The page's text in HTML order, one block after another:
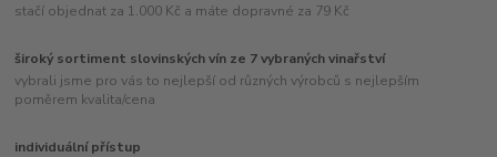
stačí objednat za 1.000 Kč a máte dopravné za 79 Kč
široký sortiment slovinských vín ze 7 vybraných vinařství
vybrali jsme pro vás to nejlepší od různých výrobců s nejlepším
poměrem kvalita/cena
individuální přístup